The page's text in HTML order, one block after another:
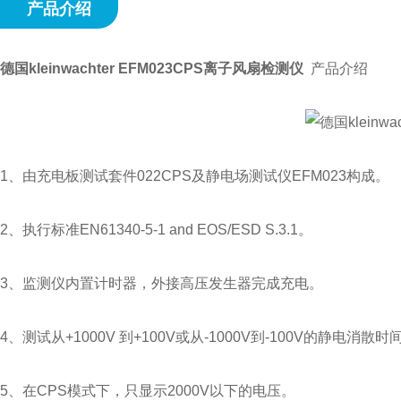
产品介绍
德国kleinwachter EFM023CPS离子风扇检测仪 产品介绍
1、由充电板测试套件022CPS及静电场测试仪EFM023构成。
2、执行标准EN61340-5-1 and EOS/ESD S.3.1。
3、监测仪内置计时器，外接高压发生器完成充电。
4、测试从+1000V 到+100V或从-1000V到-100V的静电消散时
5、在CPS模式下，只显示2000V以下的电压。